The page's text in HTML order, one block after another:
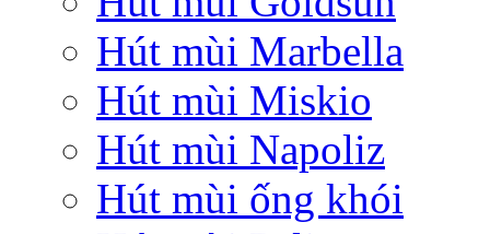
Hút mùi Marbella
Hút mùi Miskio
Hút mùi Napoliz
Hút mùi ống khói